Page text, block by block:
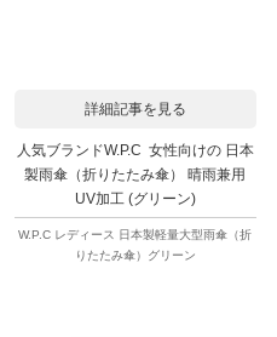
詳細記事を見る
人気ブランドW.P.C 女性向けの 日本
製雨傘（折りたたみ傘） 晴雨兼用
UV加工 (グリーン)
W.P.C レディース 日本製軽量大型雨傘（折
りたたみ傘）グリーン